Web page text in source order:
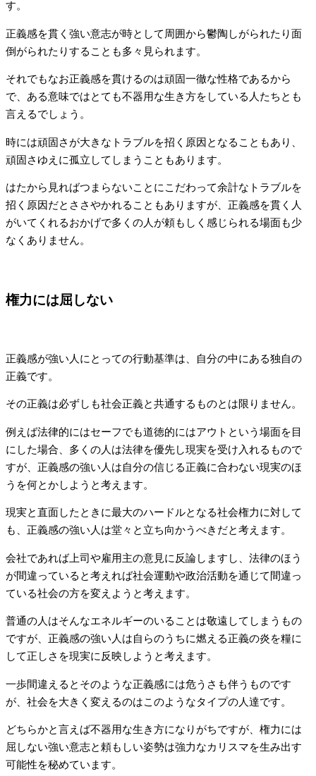
す。
正義感を貫く強い意志が時として周囲から鬱陶しがられたり面
倒がられたりすることも多々見られます。
それでもなお正義感を貫けるのは頑固一徹な性格であるから
で、ある意味ではとても不器用な生き方をしている人たちとも
言えるでしょう。
時には頑固さが大きなトラブルを招く原因となることもあり、
頑固さゆえに孤立してしまうこともあります。
はたから見ればつまらないことにこだわって余計なトラブルを
招く原因だとささやかれることもありますが、正義感を貫く人
がいてくれるおかげで多くの人が頼もしく感じられる場面も少
なくありません。
権力には屈しない
正義感が強い人にとっての行動基準は、自分の中にある独自の
正義です。
その正義は必ずしも社会正義と共通するものとは限りません。
例えば法律的にはセーフでも道徳的にはアウトという場面を目
にした場合、多くの人は法律を優先し現実を受け入れるもので
すが、正義感の強い人は自分の信じる正義に合わない現実のほ
うを何とかしようと考えます。
現実と直面したときに最大のハードルとなる社会権力に対して
も、正義感の強い人は堂々と立ち向かうべきだと考えます。
会社であれば上司や雇用主の意見に反論しますし、法律のほう
が間違っていると考えれば社会運動や政治活動を通じて間違っ
ている社会の方を変えようと考えます。
普通の人はそんなエネルギーのいることは敬遠してしまうもの
ですが、正義感の強い人は自らのうちに燃える正義の炎を糧に
して正しさを現実に反映しようと考えます。
一歩間違えるとそのような正義感には危うさも伴うものです
が、社会を大きく変えるのはこのようなタイプの人達です。
どちらかと言えば不器用な生き方になりがちですが、権力には
屈しない強い意志と頼もしい姿勢は強力なカリスマを生み出す
可能性を秘めています。